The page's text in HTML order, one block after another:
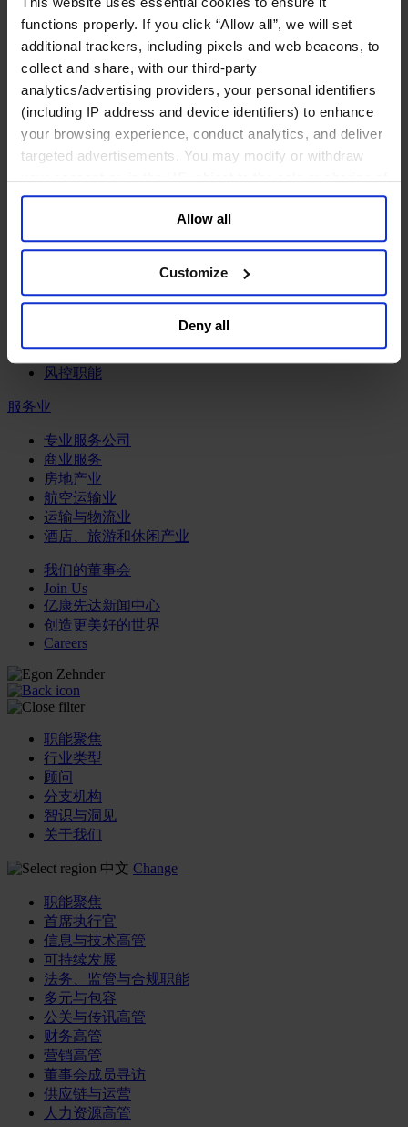
functions properly. If you click “Allow all”, we will set
additional trackers, including pixels and web beacons, to
collect and share, with our third-party
analytics/advertising providers, your personal identifiers
(including IP address and device identifiers) to enhance
your browsing experience, conduct analytics, and deliver
targeted advertisements. You may modify or withdraw
your consent or, in the US, object to the sale or sharing of
your data for targeted advertising, by clicking “Do Not
Sell or Share My Personal Information” in the footer of
the website. You must opt-out of each device and each
browser. For additional information and retention terms
general collection and use of personal information see
Allow all
Customize
Deny all
工业
化工与过程工业咨询团队
机械与工业技术
汽车与交通设备
能源业
金属与矿业
金融服务业
主权财富基金
保险业
投资银行、企业银行与金融市场
私募股权投资行业
财富管理
零售金融服务
风控职能
服务业
专业服务公司
商业服务
房地产业
航空运输业
运输与物流业
酒店、旅游和休闲产业
我们的董事会
Join Us
亿康先达新闻中心
创造更美好的世界
Careers
职能聚焦
行业类型
顾问
分支机构
智识与洞见
关于我们
中文 Change
职能聚焦
首席执行官
信息与技术高管
可持续发展
法务、监管与合规职能
多元与包容
公关与传讯高管
财务高管
营销高管
董事会成员寻访
供应链与运营
人力资源高管